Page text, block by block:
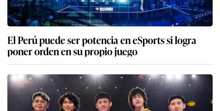
El Perú puede ser potencia en eSports si logra
poner orden en su propio juego